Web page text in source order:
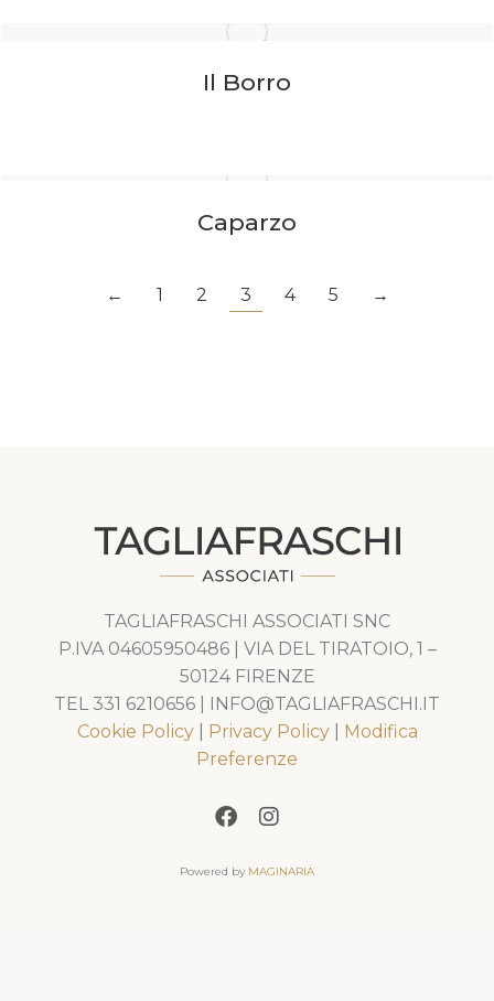
Il Borro
Caparzo
← 1 2 3 4 5 →
TAGLIAFRASCHI ASSOCIATI SNC
P.IVA 04605950486 | VIA DEL TIRATOIO, 1 –
50124 FIRENZE
TEL 331 6210656 | INFO@TAGLIAFRASCHI.IT
Cookie Policy| Privacy Policy| Modifica
Preferenze
Powered by MAGINARIA